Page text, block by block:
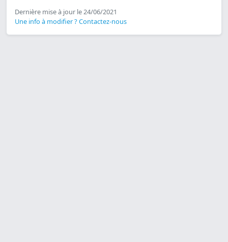
Dernière mise à jour le 24/06/2021
Une info à modifier ? Contactez-nous